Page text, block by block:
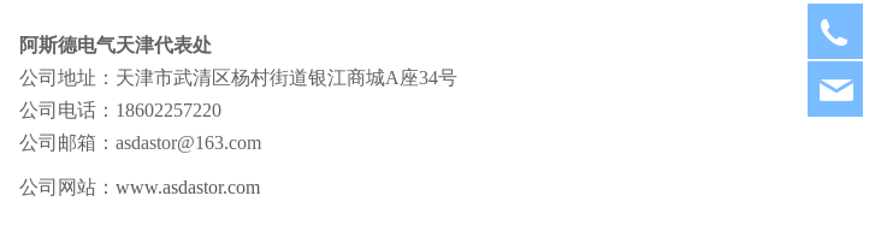
阿斯德电气天津代表处
公司地址：天津市武清区杨村街道银江商城A座34号
公司电话：18602257220
公司邮箱：asdastor@163.com
公司网站： www.asdastor.com